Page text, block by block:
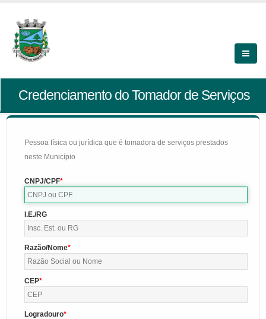
Credenciamento do Tomador de Serviços
Pessoa física ou jurídica que é tomadora de serviços prestados
neste Município
CNPJ/CPF
I.E./RG
Razão/Nome
CEP
Logradouro